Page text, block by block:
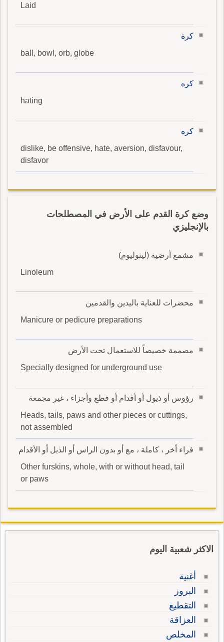
Laid
كرة
ball, bowl, orb, globe
كره
hating
كره
dislike, be offensive, hate, aversion, disfavour,
disfavor
وضع كرة القدم على الأرض في المصطلحات
بالإنجليزي
مشمع أرضية (لينوليوم)
Linoleum
محضرات للعناية باليدين والقدمين
Manicure or pedicure preparations
مصممة خصيصاً للاستعمال تحت الأرض
Specially designed for underground use
رؤوس أو ذيول أو أقدام أو قطع وأجزاء ، غير مجمعة
Heads, tails, paws and other pieces or cuttings,
not assembled
فراء أخر ، كاملة ، مع أو بدون الراس أو الذيل أو الأقدام
Other furskins, whole, with or without head, tail
or paws
الاكثر شعبية اليوم
أغنية
البروز
التقطيع
العزاقة
المخلص